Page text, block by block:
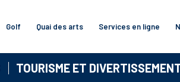
Golf Quai des arts Services en ligne
TOURISME ET